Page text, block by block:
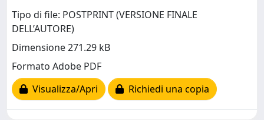
Tipo di file: POSTPRINT (VERSIONE FINALE
DELL’AUTORE)
Dimensione 271.29 kB
Formato Adobe PDF
Visualizza/Apri
Richiedi una copia